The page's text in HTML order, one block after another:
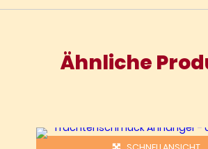
Ähnliche